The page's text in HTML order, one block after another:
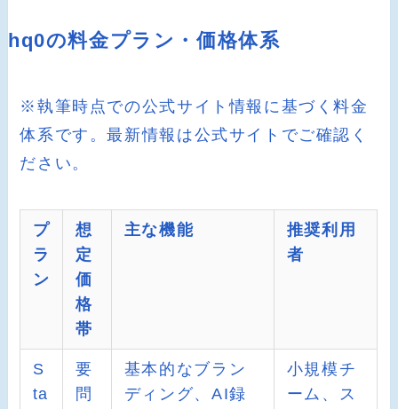
hq0の料金プラン・価格体系
※執筆時点での公式サイト情報に基づく料金
体系です。最新情報は公式サイトでご確認く
ださい。
プ
ラ
ン
想
定
価
格
帯
主な機能
推奨利用
者
S
ta
要
問
基本的なブラン
ディング、AI録
小規模チ
ーム、ス